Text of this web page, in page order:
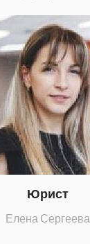
Юрист
Елена Сергеева